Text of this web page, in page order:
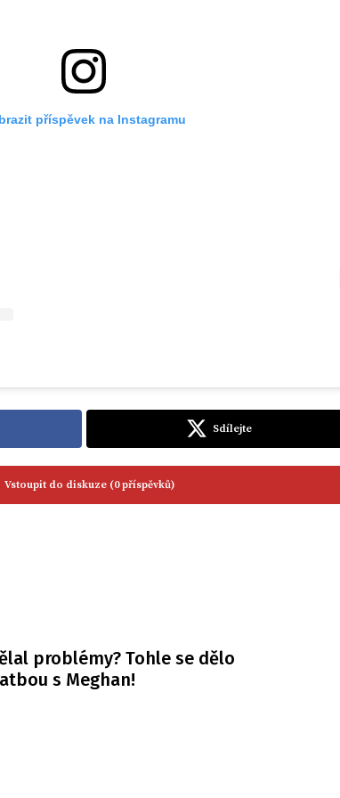
příspěvek na Instagramu
Sdílejte
Vstoupit do diskuze (0 příspěvků)
problémy? Tohle se dělo
s Meghan!